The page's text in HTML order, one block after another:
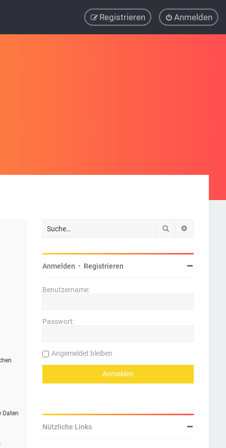
Anmelden
Registrieren
Daten
Suche
Anmelden • Registrieren
Benutzername:
Passwort:
Angemeldet bleiben
Nützliche Links